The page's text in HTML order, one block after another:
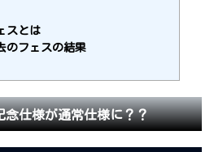
スとは
のフェスの結果
念仕様が通常仕様に？？